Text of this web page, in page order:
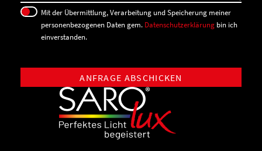
Mit der Übermittlung, Verarbeitung und Speicherung meiner
personenbezogenen Daten gem. Datenschutzerklärung bin ich
einverstanden.